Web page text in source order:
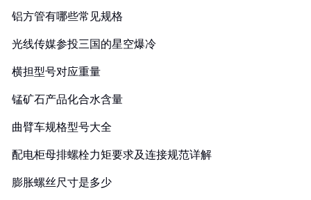
铝方管有哪些常见规格
光线传媒参投三国的星空爆冷
横担型号对应重量
锰矿石产品化合水含量
曲臂车规格型号大全
配电柜母排螺栓力矩要求及连接规范详解
膨胀螺丝尺寸是多少